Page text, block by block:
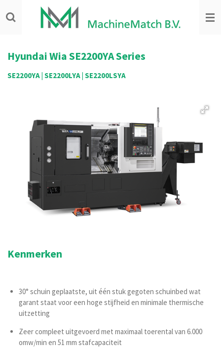
direct
hoofdinhoud
Hyundai WiaSE2200YA Series
SE2200YA | SE2200LYA | SE2200LSYA
Kenmerken
30° schuin geplaatste, uit één stuk gegoten schuinbed wat
garant staat voor een hoge stijfheid en minimale thermische
uitzetting
Zeer compleet uitgevoerd met maximaal toerental van 6.000
omw/min en 51 mm stafcapaciteit